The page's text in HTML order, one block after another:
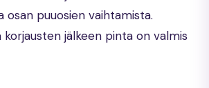
osan puuosien vaihtamista.
korjausten jälkeen pinta on valmis